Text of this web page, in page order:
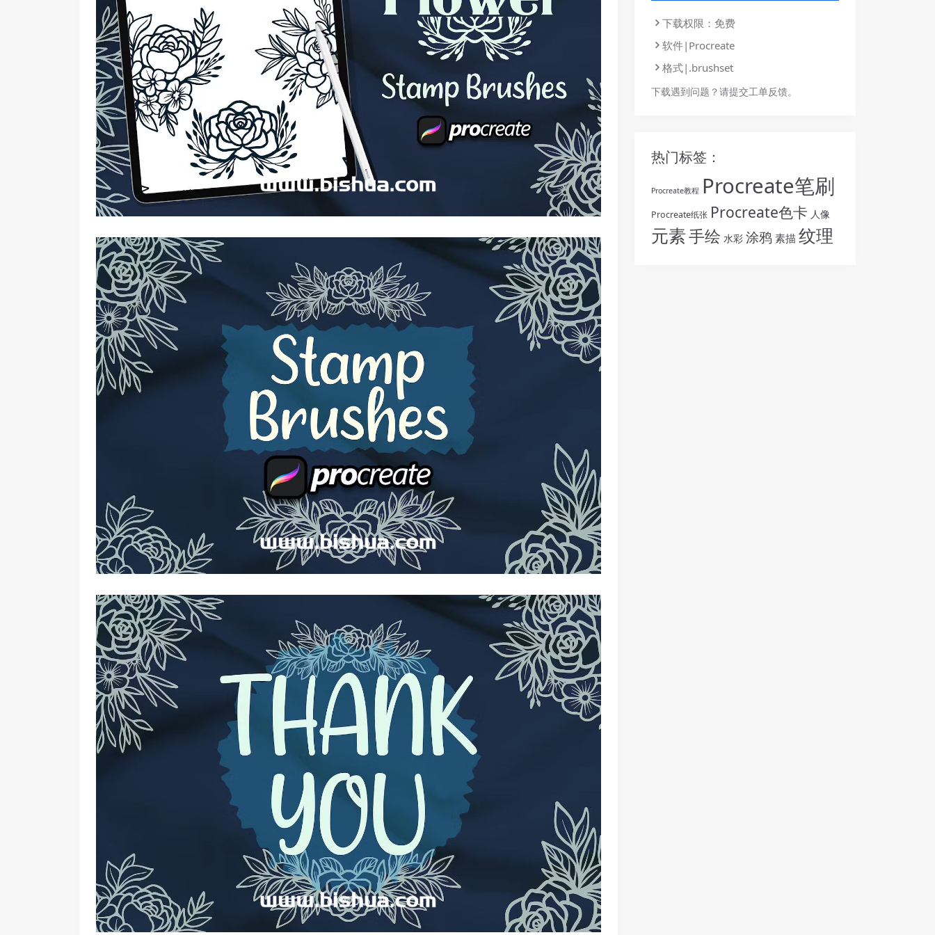
下载权限：免费
软件|Procreate
格式|.brushset
下载遇到问题？请提交工单反馈。
热门标签：
Procreate教程 Procreate笔刷
Procreate纸张 Procreate色卡 人像
元素手绘 水彩 涂鸦 素描 纹理